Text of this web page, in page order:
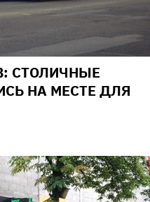
СТОЛИЧНЫЕ
НА МЕСТЕ ДЛЯ